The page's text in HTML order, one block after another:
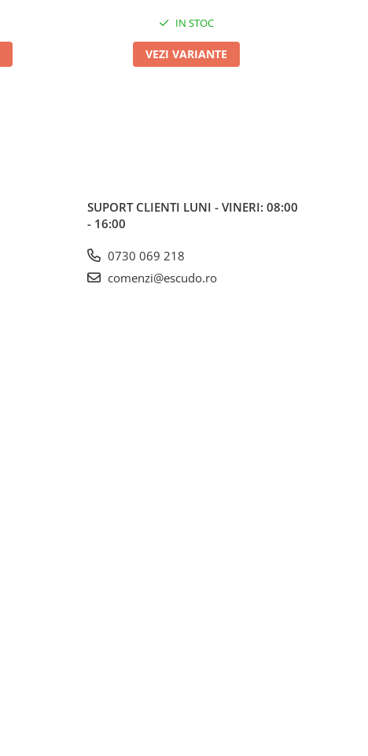
IN STOC
VEZI VARIANTE
SUPORT CLIENTI LUNI - VINERI: 08:00
- 16:00
0730 069 218
comenzi@escudo.ro